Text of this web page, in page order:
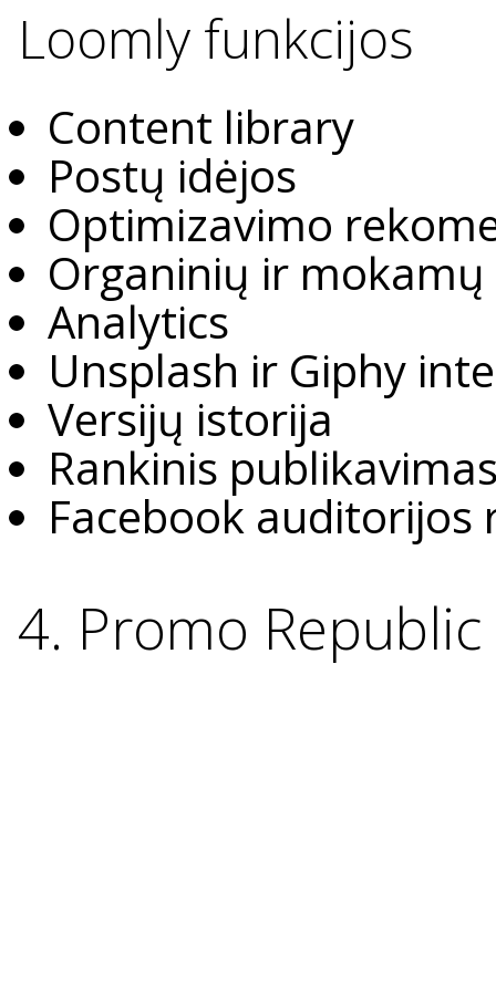
Loomly funkcijos
Content library
Postų idėjos
Optimizavimo
Organinių ir
Analytics
Unsplash ir Giphy
Versijų istorija
Rankinis
Facebook
4. Promo Republic